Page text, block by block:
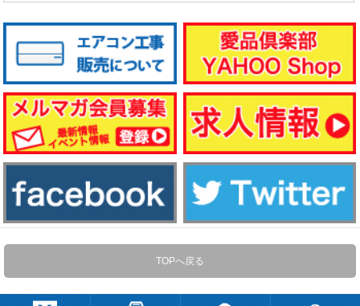
TOPへ戻る